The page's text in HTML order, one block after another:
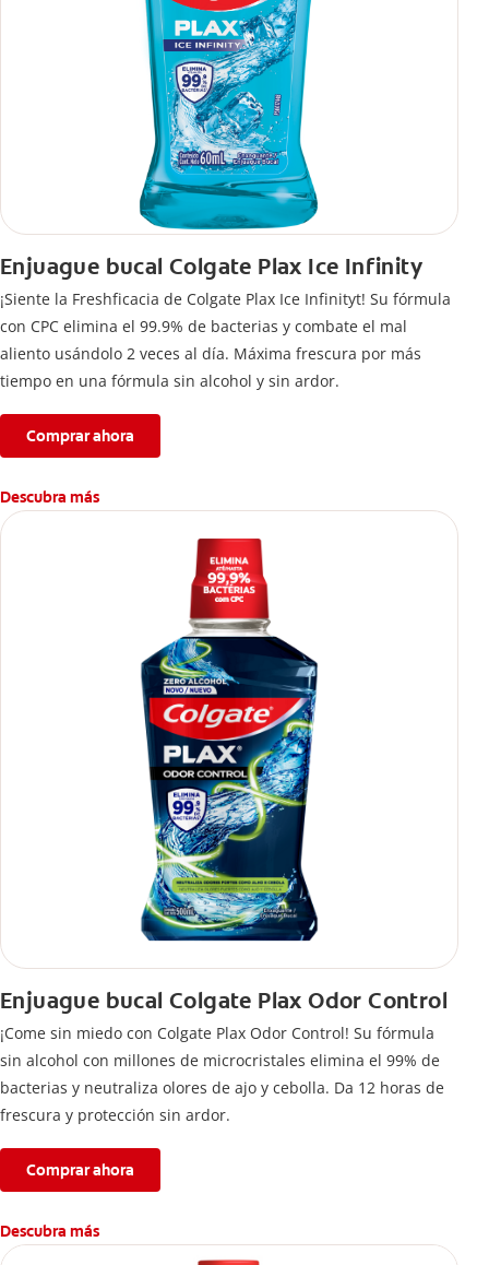
Enjuague bucal Colgate Plax Ice Infinity
¡Siente la Freshficacia de Colgate Plax Ice Infinityt! Su fórmula
con CPC elimina el 99.9% de bacterias y combate el mal
aliento usándolo 2 veces al día. Máxima frescura por más
tiempo en una fórmula sin alcohol y sin ardor.
Comprar ahora
Descubra más
Enjuague bucal Colgate Plax Odor Control
¡Come sin miedo con Colgate Plax Odor Control! Su fórmula
sin alcohol con millones de microcristales elimina el 99% de
bacterias y neutraliza olores de ajo y cebolla. Da 12 horas de
frescura y protección sin ardor.
Comprar ahora
Descubra más